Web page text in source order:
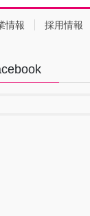
情報 採用情報